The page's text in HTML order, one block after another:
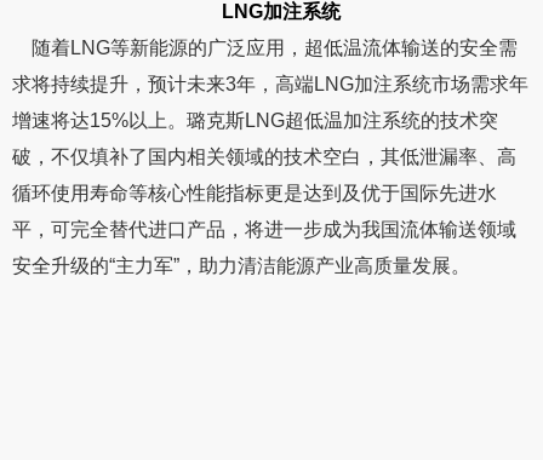
LNG加注系统
随着LNG等新能源的广泛应用，超低温流体输送的安全需
求将持续提升，预计未来3年，高端LNG加注系统市场需求年
增速将达15%以上。璐克斯LNG超低温加注系统的技术突
破，不仅填补了国内相关领域的技术空白，其低泄漏率、高
循环使用寿命等核心性能指标更是达到及优于国际先进水
平，可完全替代进口产品，将进一步成为我国流体输送领域
安全升级的“主力军”，助力清洁能源产业高质量发展。